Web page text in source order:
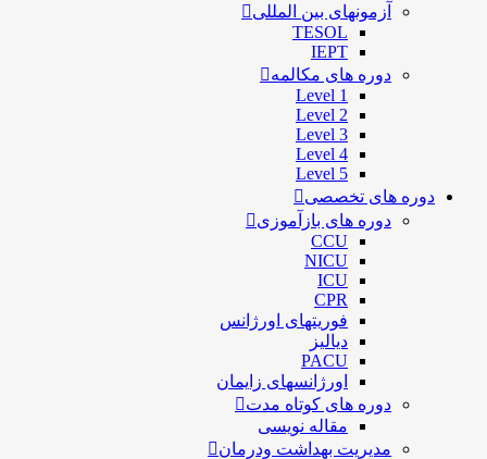
آزمونهای بین المللی
TESOL
IEPT
دوره های مکالمه
Level 1
Level 2
Level 3
Level 4
Level 5
دوره های تخصصی
دوره های بازآموزی
CCU
NICU
ICU
CPR
فوریتهای اورژانس
دیالیز
PACU
اورژانسهای زایمان
دوره های کوتاه مدت
مقاله نویسی
مدیریت بهداشت ودرمان